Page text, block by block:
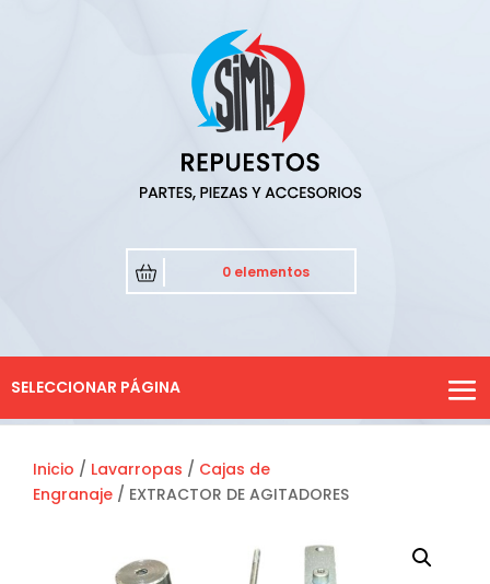
0 elementos
SELECCIONAR PÁGINA
Inicio / Lavarropas / Cajas de
Engranaje / EXTRACTOR DE AGITADORES